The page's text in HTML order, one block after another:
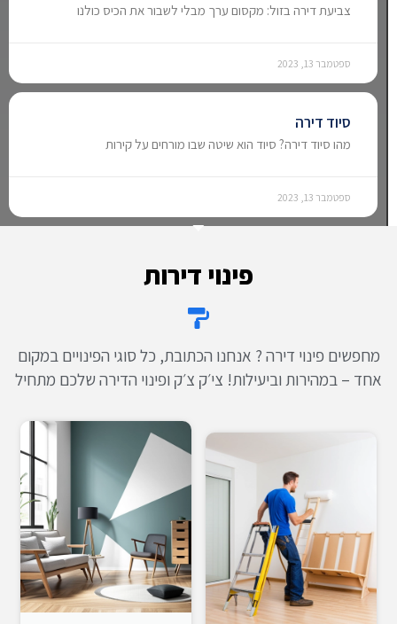
צביעת דירה בזול: מקסום ערך מבלי לשבור את הכיס כולנו
ספטמבר 13, 2023
סיוד דירה
מהו סיוד דירה? סיוד הוא שיטה שבו מורחים על קירות
ספטמבר 13, 2023
פינוי דירות
מחפשים פינוי דירה ? אנחנו הכתובת, כל סוגי הפינויים במקום
אחד – במהירות וביעילות! צי׳ק צ׳ק ופינוי הדירה שלכם מתחיל